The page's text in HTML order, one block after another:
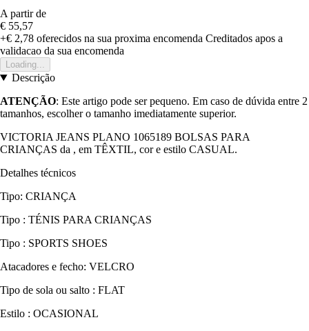
A partir de
€ 55,57
+€ 2,78 oferecidos na sua proxima encomenda Creditados apos a
validacao da sua encomenda
Loading...
Descrição
ATENÇÃO: Este artigo pode ser pequeno. Em caso de dúvida entre 2
tamanhos, escolher o tamanho imediatamente superior.
VICTORIA JEANS PLANO 1065189 BOLSAS PARA
CRIANÇAS da , em TÊXTIL, cor e estilo CASUAL.
Detalhes técnicos
Tipo: CRIANÇA
Tipo : TÉNIS PARA CRIANÇAS
Tipo : SPORTS SHOES
Atacadores e fecho: VELCRO
Tipo de sola ou salto : FLAT
Estilo : OCASIONAL